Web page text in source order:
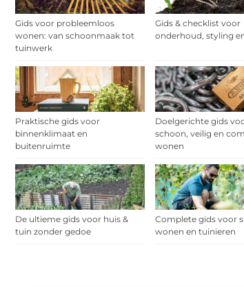
Gids voor probleemloos
wonen: van schoonmaak tot
tuinwerk
Gids & checklist voor
onderhoud, styling
Praktische gids voor
binnenklimaat en
buitenruimte
Doelgerichte gids
schoon, veilig en
wonen
De ultieme gids voor huis &
tuin zonder gedoe
Complete gids voor
wonen en tuinieren